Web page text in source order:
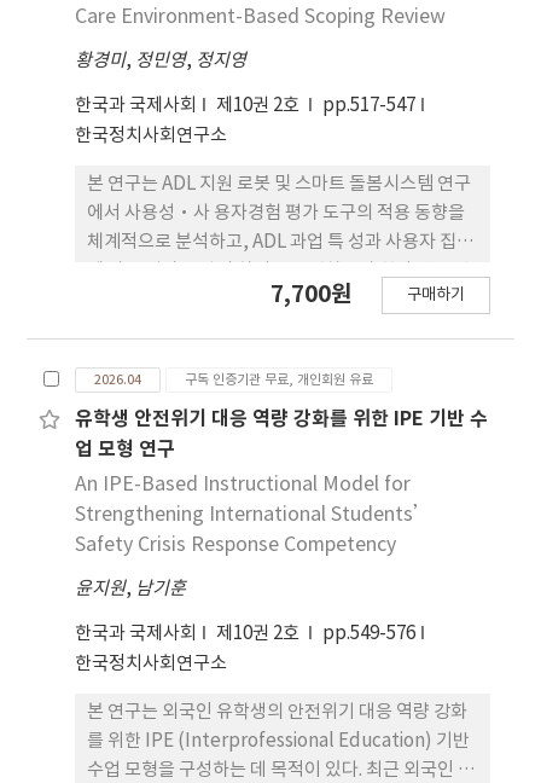
Care Environment-Based Scoping Review
황경미, 정민영, 정지영
한국과 국제사회 제10권 2호
pp.517-547
한국정치사회연구소
본 연구는 ADL 지원 로봇 및 스마트 돌봄시스템 연구
에서 사용성·사 용자경험 평가 도구의 적용 동향을
체계적으로 분석하고, ADL 과업 특 성과 사용자 집단
법은 PRISMA-ScR 지침에 따라 스코핑리뷰를 수행
형, 사용자 집단, 사용성·사용자경험 평가 도구를 중
심으로 분석하였다. 연구결과 분석 논문은 최근 5년
(2020–2025년)에 집중되어 있었고, 일상생활활동
영역 중 이승·전이와 복합 ADL이 가장 많이 다루 어
졌다. 사용성 평가는 SUS(System Usability
Scale)를 중심으로 활용 되었으며, 신체적 부담이 높
은 과업에서는 작업부하 평가 도구와의 병행 적용 경
향이 나타났다. ADL 지원 로봇 및 스마트 돌봄시스템
연구에서 사용성·사용자경험 평가는 과업 특성과
사용자 역할에 따라 차별화되고 있었다. 향후 장기요
양 정책, 돌봄기술 실증 사업, 그리고 임상 연구 설계
과정에서 표준화된 사용성·사용자경험 평가 프레임
을 구축하기 위 한 기초 자료로 활용될 수 있을 것이
다.
7,700원 구매하기
2026.04 구독 인증기관 무료, 개인회원 유료
유학생 안전위기 대응 역량 강화를 위한 IPE 기반 수
업 모형 연구
An IPE-Based Instructional Model for
Strengthening International Students’
Safety Crisis Response Competency
윤지원, 남기훈
한국과 국제사회 제10권 2호
pp.549-576
한국정치사회연구소
본 연구는 외국인 유학생의 안전위기 대응 역량 강화
를 위한 IPE (Interprofessional Education) 기반
수업 모형을 구성하는 데 목적이 있다. 최근 외국인 유